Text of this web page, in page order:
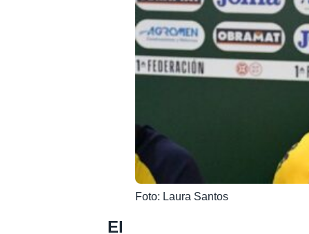
Foto: Laura Santos
El